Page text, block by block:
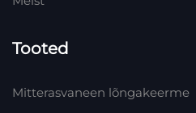
Tooted
Mitterasvaneen lõngakeerme